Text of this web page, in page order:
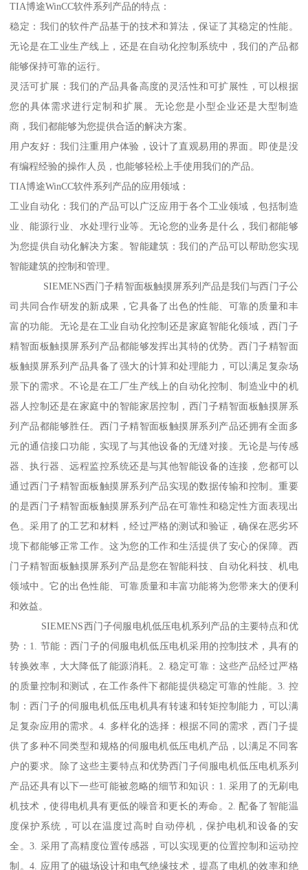
TIA博途WinCC软件系列产品的特点：
稳定：我们的软件产品基于的技术和算法，保证了其稳定的性能。
无论是在工业生产线上，还是在自动化控制系统中，我们的产品都
能够保持可靠的运行。
灵活可扩展：我们的产品具备高度的灵活性和可扩展性，可以根据
您的具体需求进行定制和扩展。无论您是小型企业还是大型制造
商，我们都能够为您提供合适的解决方案。
用户友好：我们注重用户体验，设计了直观易用的界面。即使是没
有编程经验的操作人员，也能够轻松上手使用我们的产品。
TIA博途WinCC软件系列产品的应用领域：
工业自动化：我们的产品可以广泛应用于各个工业领域，包括制造
业、能源行业、水处理行业等。无论您的业务是什么，我们都能够
为您提供自动化解决方案。智能建筑：我们的产品可以帮助您实现
智能建筑的控制和管理。
SIEMENS西门子精智面板触摸屏系列产品是我们与西门子公
司共同合作研发的新成果，它具备了出色的性能、可靠的质量和丰
富的功能。无论是在工业自动化控制还是家庭智能化领域，西门子
精智面板触摸屏系列产品都能够发挥出其特的优势。西门子精智面
板触摸屏系列产品具备了强大的计算和处理能力，可以满足复杂场
景下的需求。不论是在工厂生产线上的自动化控制、制造业中的机
器人控制还是在家庭中的智能家居控制，西门子精智面板触摸屏系
列产品都能够胜任。西门子精智面板触摸屏系列产品还拥有全面多
元的通信接口功能，实现了与其他设备的无缝对接。无论是与传感
器、执行器、远程监控系统还是与其他智能设备的连接，您都可以
通过西门子精智面板触摸屏系列产品实现的数据传输和控制。重要
的是西门子精智面板触摸屏系列产品在可靠性和稳定性方面表现出
色。采用了的工艺和材料，经过严格的测试和验证，确保在恶劣环
境下都能够正常工作。这为您的工作和生活提供了安心的保障。西
门子精智面板触摸屏系列产品是您在智能科技、自动化科技、机电
领域中。它的出色性能、可靠质量和丰富功能将为您带来大的便利
和效益。
SIEMENS西门子伺服电机低压电机系列产品的主要特点和优
势：1. 节能：西门子的伺服电机低压电机采用的控制技术，具有的
转换效率，大大降低了能源消耗。2. 稳定可靠：这些产品经过严格
的质量控制和测试，在工作条件下都能提供稳定可靠的性能。3. 控
制：西门子的伺服电机低压电机具有转速和转矩控制能力，可以满
足复杂应用的需求。4. 多样化的选择：根据不同的需求，西门子提
供了多种不同类型和规格的伺服电机低压电机产品，以满足不同客
户的要求。除了这些主要特点和优势西门子伺服电机低压电机系列
产品还具有以下一些可能被忽略的细节和知识：1. 采用了的无刷电
机技术，使得电机具有更低的噪音和更长的寿命。2. 配备了智能温
度保护系统，可以在温度过高时自动停机，保护电机和设备的安
全。3. 采用了高精度位置传感器，可以实现更的位置控制和运动控
制。4. 应用了的磁场设计和电气绝缘技术，提髙了电机的效率和绝